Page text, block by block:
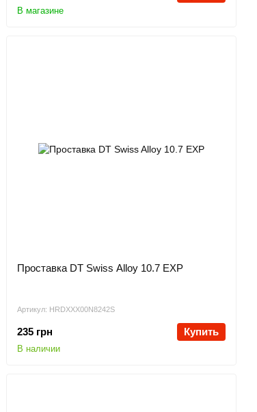
В магазине
Артикул: HRDXXX00N8242S
Проставка DT Swiss Alloy 10.7 EXP
235 грн Купить
В наличии